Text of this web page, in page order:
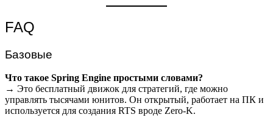
FAQ
Базовые
Что такое Spring Engine простыми словами?
→ Это бесплатный движок для стратегий, где можно
управлять тысячами юнитов. Он открытый, работает на ПК и
используется для создания RTS вроде Zero-K.